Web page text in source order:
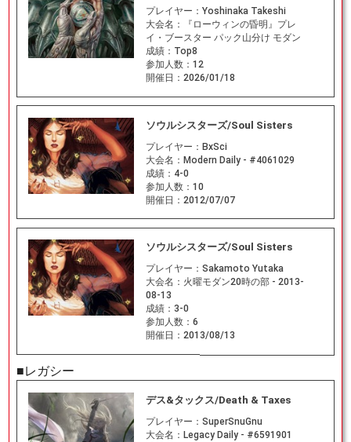
プレイヤー： Yoshinaka Takeshi
大会名：
『ローウィンの昏明』プレ
イ・ブースター パック山分け モダン
成績： Top8
参加人数： 12
開催日： 2026/01/18
ソウルシスターズ/Soul Sisters
プレイヤー： BxSci
大会名： Modern Daily - #4061029
成績： 4-0
参加人数： 10
開催日： 2012/07/07
ソウルシスターズ/Soul Sisters
プレイヤー： Sakamoto Yutaka
大会名： 火曜モダン20時の部 - 2013-
08-13
成績： 3-0
参加人数： 6
開催日： 2013/08/13
■レガシー
デス&タックス/Death & Taxes
プレイヤー： SuperSnuGnu
大会名： Legacy Daily - #6591901